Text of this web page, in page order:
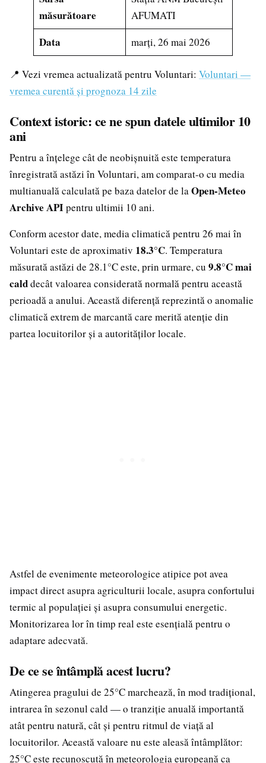
măsurătoare
AFUMATI
Data marți, 26 mai 2026
📍 Vezi vremea actualizată pentru Voluntari: Voluntari —
vremea curentă și prognoza 14 zile
Context istoric: ce ne spun datele ultimilor 10
ani
Pentru a înțelege cât de neobișnuită este temperatura
înregistrată astăzi în Voluntari, am comparat-o cu media
multianuală calculată pe baza datelor de laOpen-Meteo
Archive APIpentru ultimii 10 ani.
Conform acestor date, media climatică pentru 26 mai în
Voluntari este de aproximativ 18.3°C. Temperatura
măsurată astăzi de 28.1°C este, prin urmare, cu 9.8°C mai
calddecât valoarea considerată normală pentru această
perioadă a anului. Această diferență reprezintă o anomalie
climatică extrem de marcantă care merită atenție din
partea locuitorilor și a autorităților locale.
Astfel de evenimente meteorologice atipice pot avea
impact direct asupra agriculturii locale, asupra confortului
termic al populației și asupra consumului energetic.
Monitorizarea lor în timp real este esențială pentru o
adaptare adecvată.
De ce se întâmplă acest lucru?
Atingerea pragului de 25°C marchează, în mod tradițional,
intrarea în sezonul cald — o tranziție anuală importantă
atât pentru natură, cât și pentru ritmul de viață al
locuitorilor. Această valoare nu este aleasă întâmplător:
25°C este recunoscută în meteorologia europeană ca